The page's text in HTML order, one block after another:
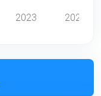
2023 2024